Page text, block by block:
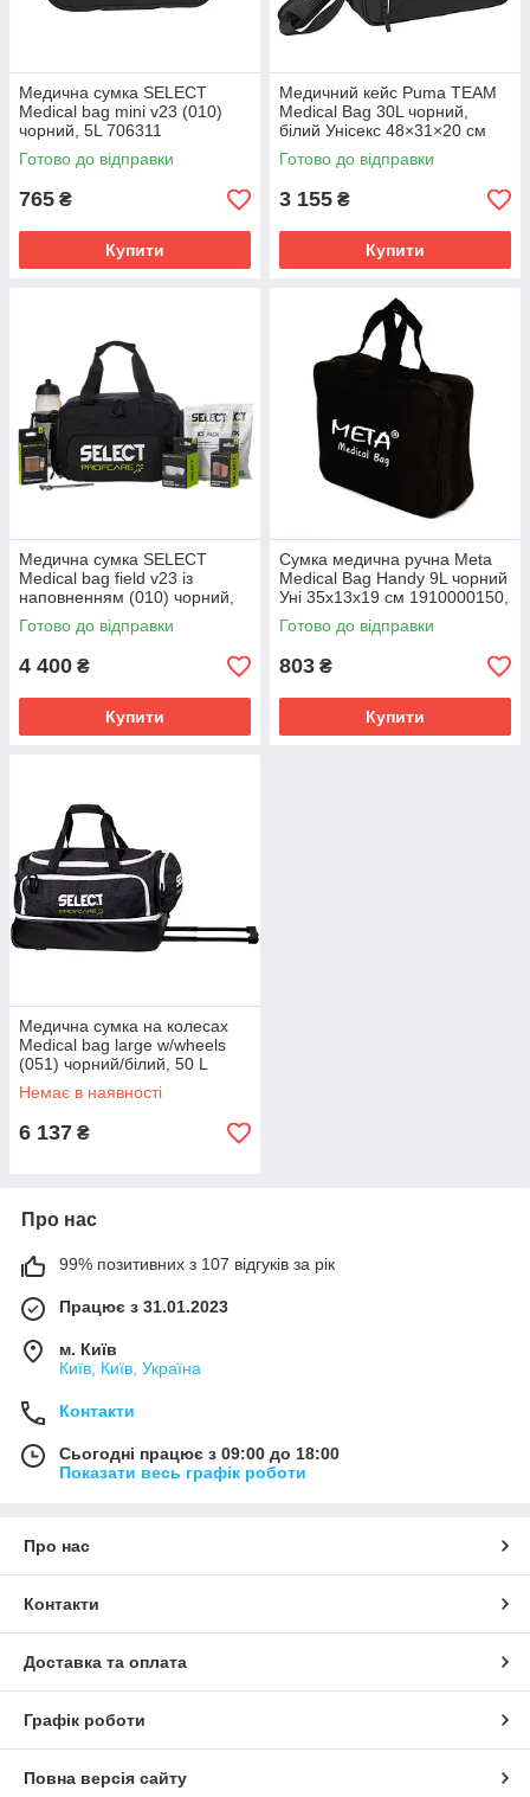
Медична сумка SELECT
Medical bag mini v23 (010)
чорний, 5L 706311
Готово до відправки
765 ₴
Купити
Медичний кейс Puma TEAM
Medical Bag 30L чорний,
білий Унісекс 48×31×20 см
072374-01
Готово до відправки
3 155 ₴
Купити
Медична сумка SELECT
Medical bag field v23 із
наповненням (010) чорний,
15L 706401
Готово до відправки
4 400 ₴
Купити
Сумка медична ручна Meta
Medical Bag Handy 9L чорний
Уні 35х13х19 см 1910000150,
Чорний, Розмір (EU) - 1SIZE
Готово до відправки
803 ₴
Купити
Медична сумка на колесах
Medical bag large w/wheels
(051) чорний/білий, 50 L
706200
Немає в наявності
6 137 ₴
Про нас
99% позитивних з 107 відгуків за рік
Працює з 31.01.2023
м. Київ
Київ, Київ, Україна
Контакти
Сьогодні працює з 09:00 до 18:00
Показати весь графік роботи
Про нас
Контакти
Доставка та оплата
Графік роботи
Повна версія сайту